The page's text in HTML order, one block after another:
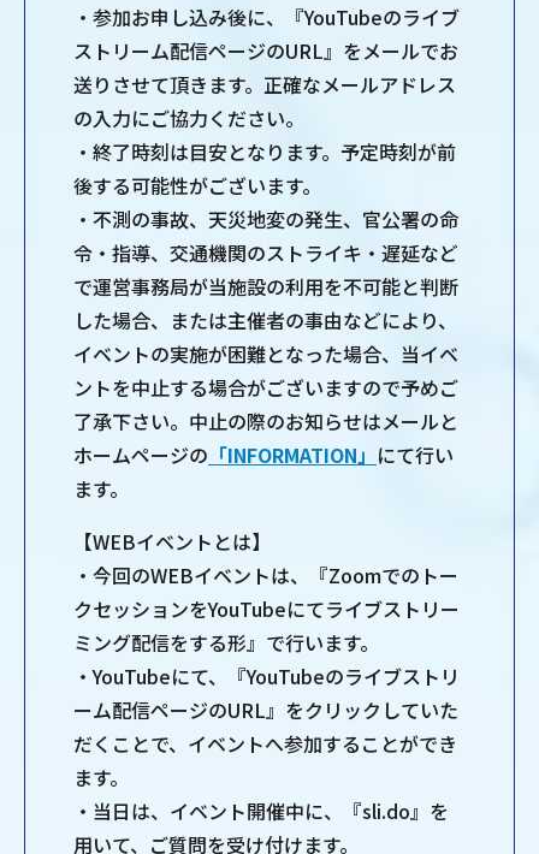
・参加お申し込み後に、『YouTubeのライブ
ストリーム配信ページのURL』をメールでお
送りさせて頂きます。正確なメールアドレス
の⼊⼒にご協⼒ください。
・終了時刻は⽬安となります。予定時刻が前
後する可能性がございます。
・不測の事故、天災地変の発⽣、官公署の命
令・指導、交通機関のストライキ・遅延など
で運営事務局が当施設の利⽤を不可能と判断
した場合、または主催者の事由などにより、
イベントの実施が困難となった場合、当イベ
ントを中⽌する場合がございますので予めご
了承下さい。中止の際のお知らせはメールと
ホームページの 「INFORMATION」 にて行い
ます。
【WEBイベントとは】
・今回のWEBイベントは、『Zoomでのトー
クセッションをYouTubeにてライブストリー
ミング配信をする形』で⾏います。
・YouTubeにて、『YouTubeのライブストリ
ーム配信ページのURL』をクリックしていた
だくことで、イベントへ参加することができ
ます。
・当⽇は、イベント開催中に、『sli.do』を
⽤いて、ご質問を受け付けます。